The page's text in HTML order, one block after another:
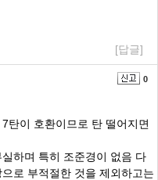
[답글]
0
탄이 호환이므로 탄 떨어지면
하며 특히 조준경이 없음 다
로 부적절한 것을 제외하고는